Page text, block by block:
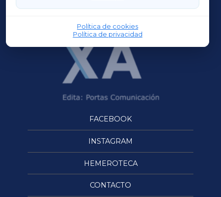
Política de cookies
Política de privacidad
OURENSEXA
FACEBOOK
INSTAGRAM
HEMEROTECA
CONTACTO